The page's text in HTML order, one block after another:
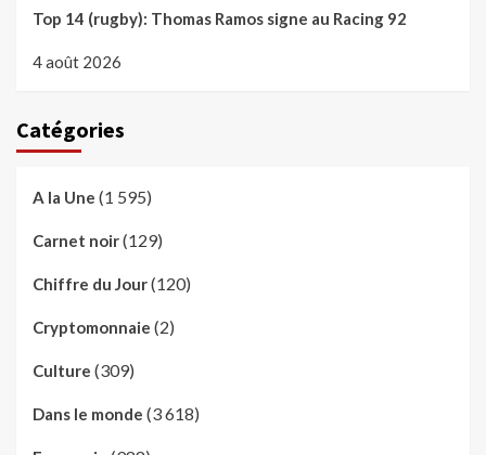
Top 14 (rugby): Thomas Ramos signe au Racing 92
4 août 2026
Catégories
A la Une (1 595)
Carnet noir(129)
Chiffre du Jour(120)
Cryptomonnaie (2)
Culture (309)
Dans le monde (3 618)